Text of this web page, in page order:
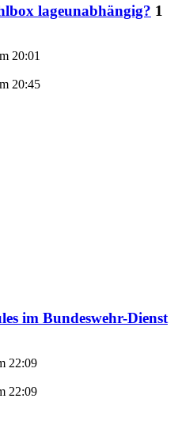
lageunabhängig? 1
20:01
20:45
im Bundeswehr-Dienst
22:09
22:09